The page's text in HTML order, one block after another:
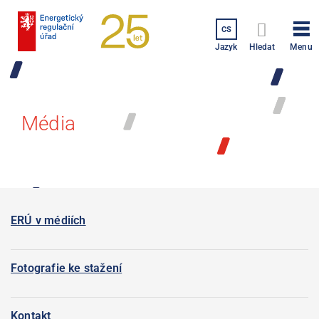
obsahu
CS
Jazyk Hledat Menu
Média
ERÚ v médiích
Fotografie ke stažení
Kontakt